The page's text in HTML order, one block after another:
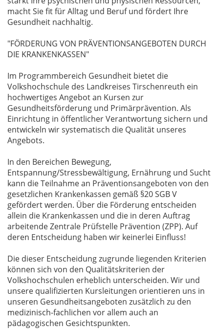
macht Sie fit für Alltag und Beruf und fördert Ihre
Gesundheit nachhaltig.
"FÖRDERUNG VON PRÄVENTIONSANGEBOTEN DURCH
DIE KRANKENKASSEN"
Im Programmbereich Gesundheit bietet die
Volkshochschule des Landkreises Tirschenreuth ein
hochwertiges Angebot an Kursen zur
Gesundheitsförderung und Primärprävention. Als
Einrichtung in öffentlicher Verantwortung sichern und
entwickeln wir systematisch die Qualität unseres
Angebots.
In den Bereichen Bewegung,
Entspannung/Stressbewältigung, Ernährung und Sucht
kann die Teilnahme an Präventionsangeboten von den
gesetzlichen Krankenkassen gemäß §20 SGB V
gefördert werden. Über die Förderung entscheiden
allein die Krankenkassen und die in deren Auftrag
arbeitende Zentrale Prüfstelle Prävention (ZPP). Auf
deren Entscheidung haben wir keinerlei Einfluss!
Die dieser Entscheidung zugrunde liegenden Kriterien
können sich von den Qualitätskriterien der
Volkshochschulen erheblich unterscheiden. Wir und
unsere qualifizierten Kursleitungen orientieren uns in
unseren Gesundheitsangeboten zusätzlich zu den
medizinisch-fachlichen vor allem auch an
pädagogischen Gesichtspunkten.